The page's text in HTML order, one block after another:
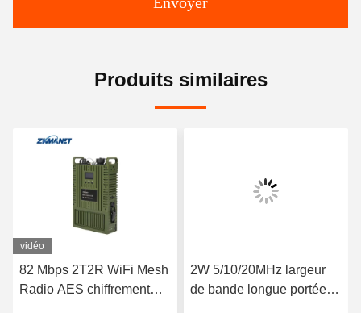
Produits similaires
vidéo
82 Mbps 2T2R WiFi Mesh
Radio AES chiffrement
2W 5/10/20MHz largeur
de bande longue portée